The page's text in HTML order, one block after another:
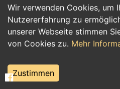
Wir verwenden Cookies, um
Nutzererfahrung zu
unserer Webseite stimmen
von Cookies zu. Mehr
Zustimmen
Hilfskräfte, Aushilfs- und
Einkauf, Logistik,
Weiterbildung, Studium,
Tourismus